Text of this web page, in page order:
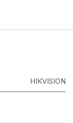
HIKVISION